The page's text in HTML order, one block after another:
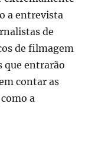
a entrevista
de
de filmagem
que entrarão
contar as
a